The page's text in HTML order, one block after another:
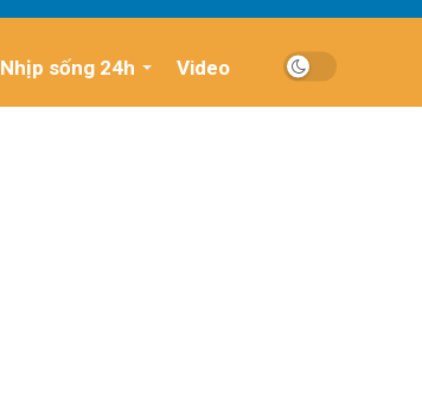
Nhịp sống 24h Video